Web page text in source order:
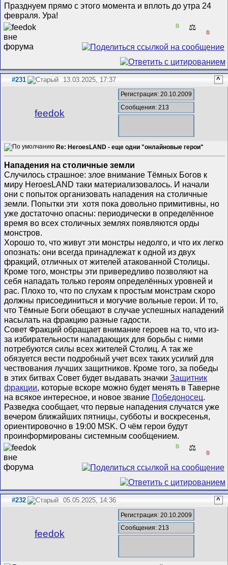
Празднуем прямо с этого момента и вплоть до утра 24
февраля. Ура!
0 ⚖️
0
#231 13.03.2025, 17:37 ^
feedok
Регистрация: 20.10.2009
Сообщения: 213
Re: HeroesLAND - еще одни "онлайновые герои"
Нападения на столичные земли
Случилось страшное: злое внимание Тёмных Богов к
миру HeroesLAND таки материализовалось. И начали
они с попыток организовать нападения на столичные
земли. Попытки эти хотя пока довольно примитивны, но
уже достаточно опасны: периодически в определённое
время во всех столичных землях появляются орды
монстров.
Хорошо то, что живут эти монстры недолго, и что их легко
опознать: они всегда принадлежат к одной из двух
фракций, отличных от жителей атакованной Столицы.
Кроме того, монстры эти привередливо позволяют на
себя нападать только героям определённых уровней и
рас. Плохо то, что по слухам к простым монстрам скоро
должны присоединиться и могучие вольные герои. И то,
что Тёмные Боги обещают в случае успешных нападений
насылать на фракцию разные гадости.
Совет Фракций обращает внимание героев на то, что из-
за избирательности нападающих для борьбы с ними
потребуются силы всех жителей Столиц. А так же
обязуется вести подробный учет всех таких усилий для
чествования лучших защитников. Кроме того, за победы
в этих битвах Совет будет выдавать значкиЗащитник
фракции, которые вскоре можно будет менять в Таверне
на всякое интересное, и новое звание Победоносец.
Разведка сообщает, что первые нападения случатся уже
вечером ближайших пятницы, субботы и воскресенья,
ориентировочно в 19:00 MSK. О чём герои будут
проинформированы системным сообщением.
0 ⚖️
0
#232 05.05.2025, 14:36 ^
feedok
Регистрация: 20.10.2009
Сообщения: 213